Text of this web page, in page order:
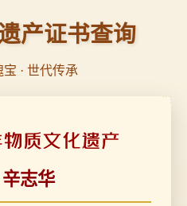
产证书查询
· 世代传承
志华